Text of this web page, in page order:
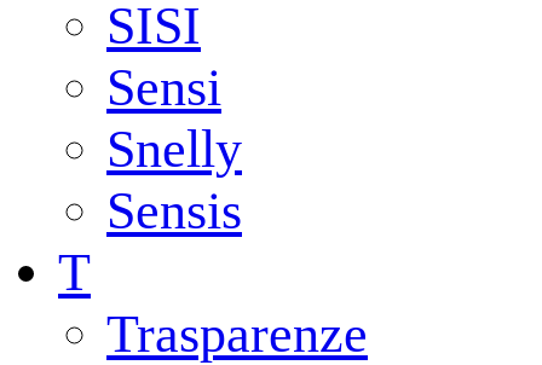
SISI
Sensi
Snelly
Sensis
T
Trasparenze